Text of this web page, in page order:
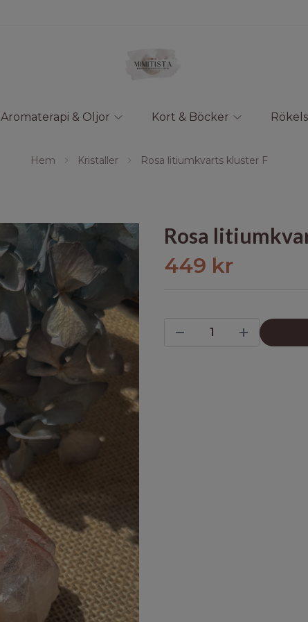
Aromaterapi & Oljor Kort & Böcker
Hem Kristaller Rosa litiumkvarts kluster F
Rosa
449 kr